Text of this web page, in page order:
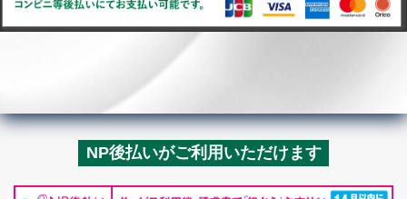
NP後払いがご利用いただけます